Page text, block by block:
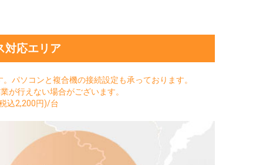
対応エリア
パソコンと複合機の接続設定も承っております。
が行えない場合がございます。
込2,200円)/台